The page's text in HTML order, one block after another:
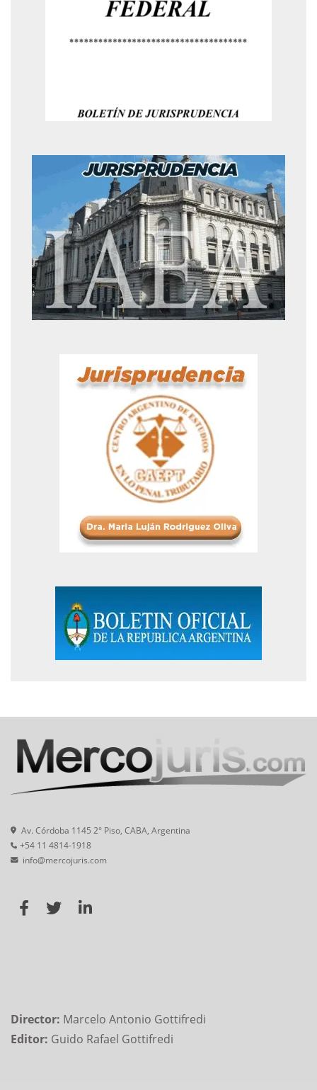
Av. Córdoba 1145 2° Piso, CABA, Argentina
+54 11 4814-1918
info@mercojuris.com
Director: Marcelo Antonio Gottifredi
Editor: Guido Rafael Gottifredi